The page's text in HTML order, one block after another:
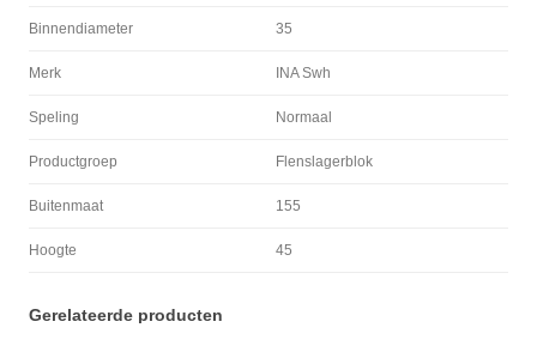
Binnendiameter 35
Merk INA Swh
Speling Normaal
Productgroep Flenslagerblok
Buitenmaat 155
Hoogte 45
Gerelateerde producten